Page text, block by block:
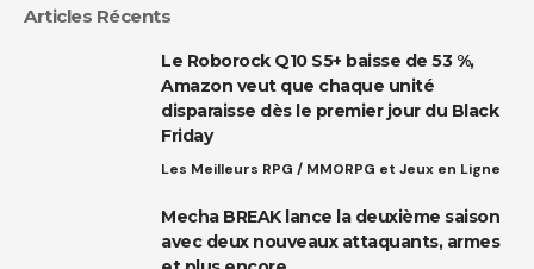
Articles Récents
Le Roborock Q10 S5+ baisse de 53 %,
Amazon veut que chaque unité
disparaisse dès le premier jour du Black
Friday
Les Meilleurs RPG / MMORPG et Jeux en Ligne
Mecha BREAK lance la deuxième saison
avec deux nouveaux attaquants, armes